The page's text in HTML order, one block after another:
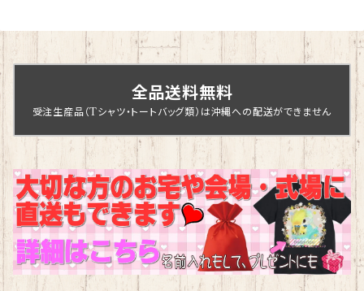
全品送料無料
受注生産品（Tシャツ・トートバッグ類）は沖縄への配送ができません